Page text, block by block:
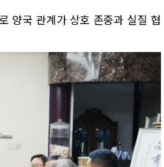
양국 관계가 상호 존중과 실질 협